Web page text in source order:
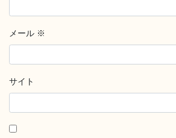
メール ※
サイト